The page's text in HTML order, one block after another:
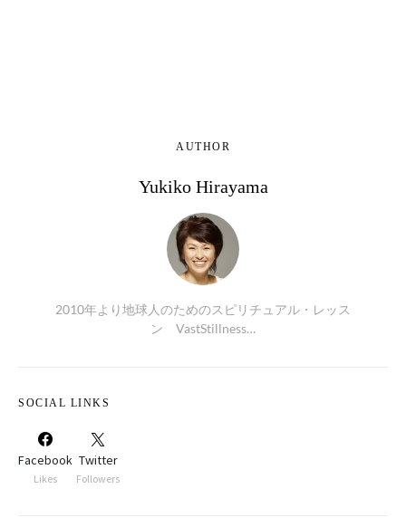
AUTHOR
Yukiko Hirayama
2010年より地球人のためのスピリチュアル・レッス
ン VastStillness…
SOCIAL LINKS
Facebook
Likes
Twitter
Followers